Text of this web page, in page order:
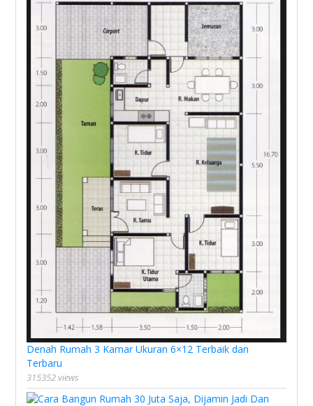
Denah Rumah 3 Kamar Ukuran 6×12 Terbaik dan
Terbaru
315352 views